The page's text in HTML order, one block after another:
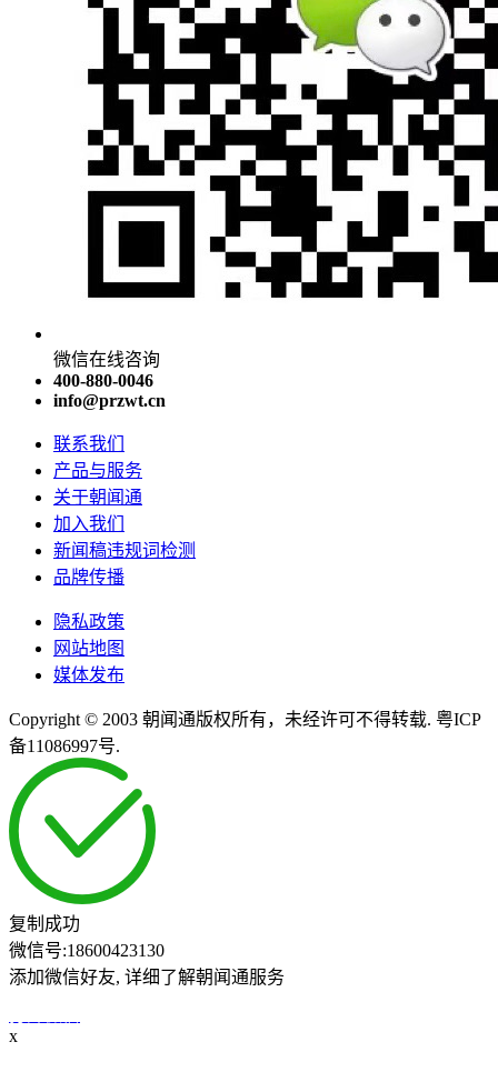
微信在线咨询
400-880-0046
info@przwt.cn
联系我们
产品与服务
关于朝闻通
加入我们
新闻稿违规词检测
品牌传播
隐私政策
网站地图
媒体发布
Copyright © 2003 朝闻通版权所有，未经许可不得转载. 粤ICP
备11086997号.
复制成功
微信号:18600423130
添加微信好友, 详细了解朝闻通服务
x